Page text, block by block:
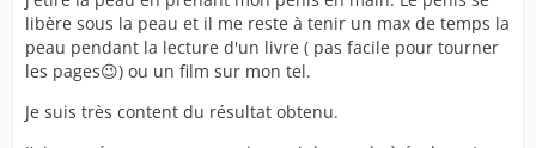
libère sous la peau et il me reste à tenir un max de temps la
peau pendant la lecture d'un livre ( pas facile pour tourner
les pages😉) ou un film sur mon tel.
Je suis très content du résultat obtenu.